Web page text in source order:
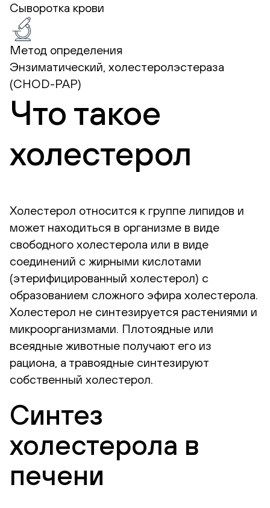
Сыворотка крови
Метод определения
Энзиматический, холестеролэстераза
(CHOD-PAP)
Что такое
холестерол
Холестерол относится к группе липидов и
может находиться в организме в виде
свободного холестерола или в виде
соединений с жирными кислотами
(этерифицированный холестерол) с
образованием сложного эфира холестерола.
Холестерол не синтезируется растениями и
микроорганизмами. Плотоядные или
всеядные животные получают его из
рациона, а травоядные синтезируют
собственный холестерол.
Синтез
холестерола в
печени